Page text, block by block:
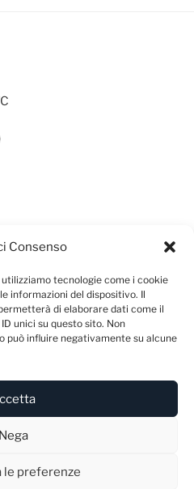
Consenso
tecnologie come i cookie
informazioni del dispositivo. Il
di elaborare dati come il
unici su questo sito. Non
può influire negativamente su alcune
Nega
le preferenze